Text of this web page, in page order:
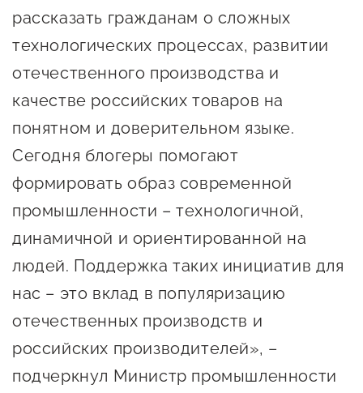
Сервисы для бизнеса
О фонде
Органы управления и надзора
Документы
Контакты
Вакансии
рассказать гражданам о сложных
технологических процессах, развитии
отечественного производства и
качестве российских товаров на
понятном и доверительном языке.
Сегодня блогеры помогают
формировать образ современной
промышленности – технологичной,
динамичной и ориентированной на
людей. Поддержка таких инициатив для
нас – это вклад в популяризацию
отечественных производств и
российских производителей», –
подчеркнул Министр промышленности